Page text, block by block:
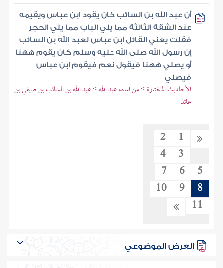
أن عبد الله بن السائب كان يقود ابن عباس ويقيمه
عند الشقة الثالثة مما يلي الباب مما يلي الحجر
فقلت يعني القائل ابن عباس لعبد الله بن السائب
إن رسول الله صلى الله عليه وسلم كان يقوم ههنا
أو يصلي ههنا فيقول نعم فيقوم ابن عباس
فيصلي
الأحاديث المختارة > من اسمه عبد الله > عبد الله بن السائب بن صيفي بن
عائذ
1
2
3
4
5
6
7
8
9
10
11
العرض الموضوعي